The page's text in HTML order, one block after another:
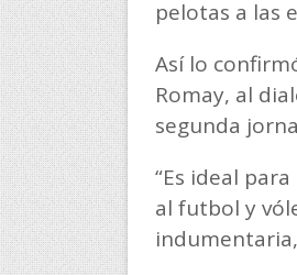
pelotas a las
Así lo
Romay, al
segunda
“Es ideal
al futbol y